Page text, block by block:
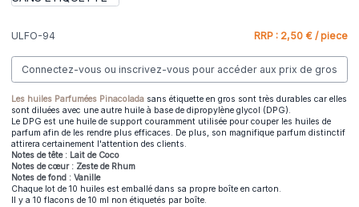
ULFO-94 RRP : 2,50 € / piece
Connectez-vous ou inscrivez-vous pour accéder aux prix de gros
Les huiles Parfumées Pinacolada sans étiquette en gros sont très durables car elles
sont diluées avec une autre huile à base de dipropylène glycol (DPG).
Le DPG est une huile de support couramment utilisée pour couper les huiles de
parfum afin de les rendre plus efficaces. De plus, son magnifique parfum distinctif
attirera certainement l'attention des clients.
Notes de tête : Lait de Coco
Notes de cœur : Zeste de Rhum
Notes de fond : Vanille
Chaque lot de 10 huiles est emballé dans sa propre boîte en carton.
Il y a 10 flacons de 10 ml non étiquetés par boîte.